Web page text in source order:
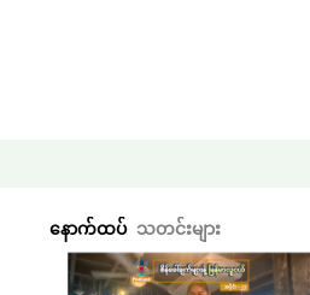
နောက်ထပ် သတင်းများ